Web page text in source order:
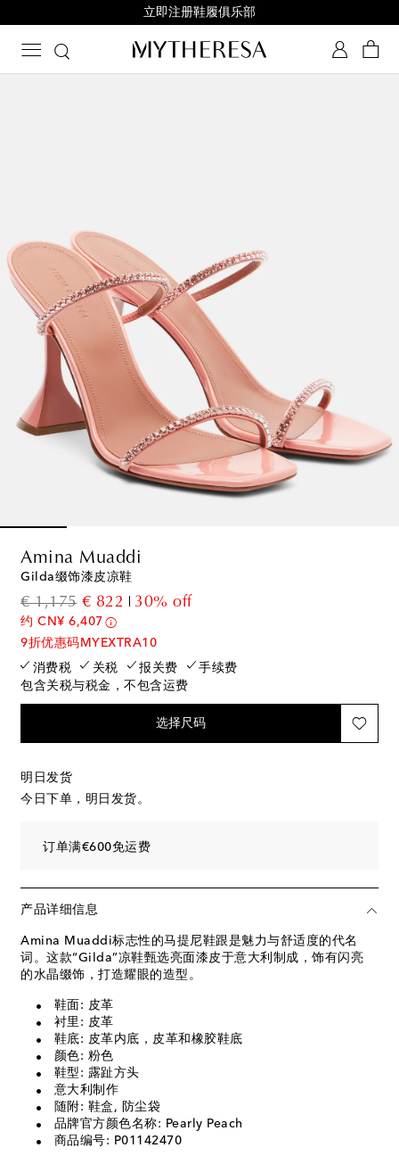
立即注册鞋履俱乐部
Amina Muaddi
Gilda缀饰漆皮凉鞋
€ 1,175original price
€ 822 discount price
30% off
约 CN¥ 6,407
9折优惠码MYEXTRA10
消费税
关税 报关费
手续费
包含关税与税金，不包含运费
选择尺码
明日发货
今日下单，明日发货。
订单满€600免运费
产品详细信息
Amina Muaddi标志性的马提尼鞋跟是魅力与舒适度的代名
词。这款“Gilda”凉鞋甄选亮面漆皮于意大利制成，饰有闪亮
的水晶缀饰，打造耀眼的造型。
鞋面: 皮革
衬里: 皮革
鞋底: 皮革内底，皮革和橡胶鞋底
颜色: 粉色
鞋型: 露趾方头
意大利制作
随附: 鞋盒, 防尘袋
品牌官方颜色名称: Pearly Peach
商品编号: P01142470